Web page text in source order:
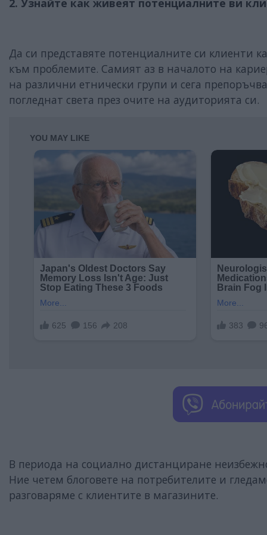
2. Узнайте как живеят потенциалните ви
Да си представяте потенциалните си клиенти
към проблемите. Самият аз в началото на
на различни етнически групи и сега
погледнат света през очите на аудиторията си.
В периода на социално дистанциране
Ние четем блоговете на потребителите и
разговаряме с клиентите в магазините.